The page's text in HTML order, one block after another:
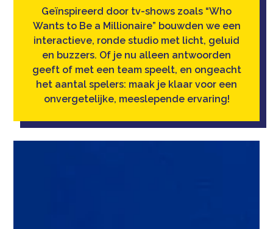
Geïnspireerd door tv-shows zoals “Who
Wants to Be a Millionaire” bouwden we een
interactieve, ronde studio met licht, geluid
en buzzers. Of je nu alleen antwoorden
geeft of met een team speelt, en ongeacht
het aantal spelers: maak je klaar voor een
onvergetelijke, meeslepende ervaring!